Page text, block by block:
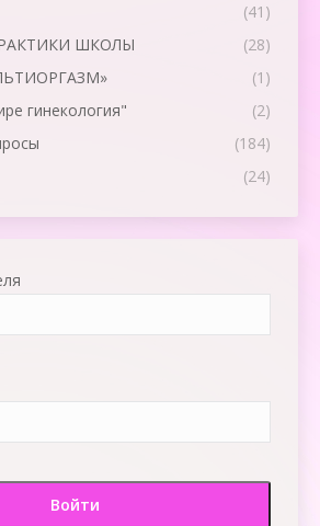
(41)
ШКОЛЫ
(28)
(1)
гинекология"
(2)
(184)
(24)